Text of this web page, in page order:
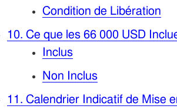
Condition de Libération
10. Ce que les 66 000 USD
Inclus
Non Inclus
11. Calendrier Indicatif de Mise